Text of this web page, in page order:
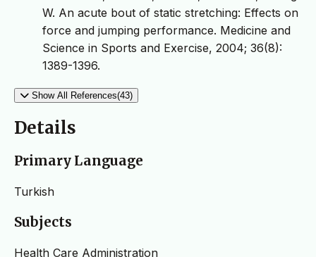
W. An acute bout of static stretching: Effects on
force and jumping performance. Medicine and
Science in Sports and Exercise, 2004; 36(8):
1389-1396.
Show All References(43)
Details
Primary Language
Turkish
Subjects
Health Care Administration